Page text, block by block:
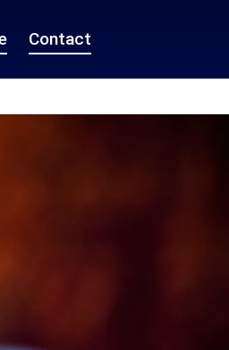
Contact